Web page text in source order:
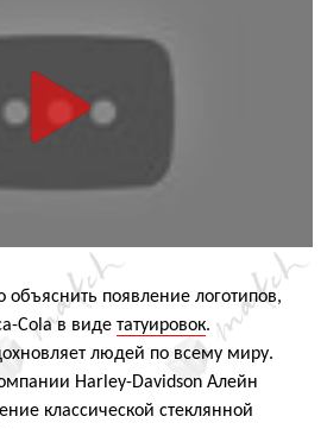
появление логотипов,
Cola в виде татуировок.
людей по всему миру.
Harley-Davidson Алейн
классической стеклянной